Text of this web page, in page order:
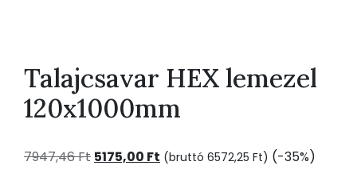
Talajcsavar HEX lemezel
120x1000mm
7947,46Ft Original
5175,00 Ft Current
(bruttó 6572,25 Ft) (-35%)